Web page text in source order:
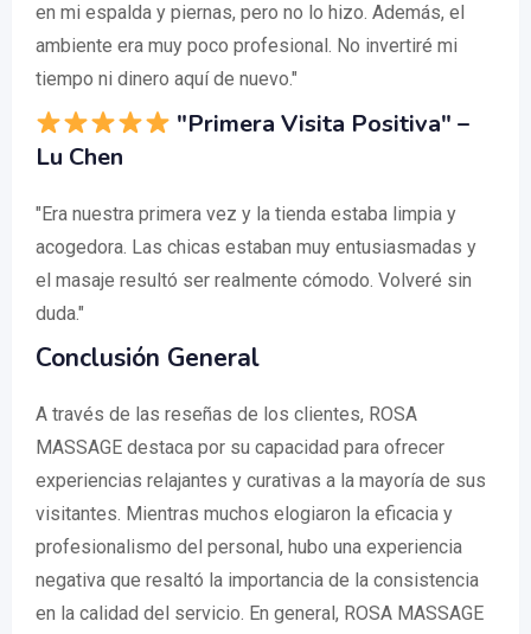
en mi espalda y piernas, pero no lo hizo. Además, el
ambiente era muy poco profesional. No invertiré mi
tiempo ni dinero aquí de nuevo."
"Primera Visita Positiva" –
Lu Chen
"Era nuestra primera vez y la tienda estaba limpia y
acogedora. Las chicas estaban muy entusiasmadas y
el masaje resultó ser realmente cómodo. Volveré sin
duda."
Conclusión General
A través de las reseñas de los clientes, ROSA
MASSAGE destaca por su capacidad para ofrecer
experiencias relajantes y curativas a la mayoría de sus
visitantes. Mientras muchos elogiaron la eficacia y
profesionalismo del personal, hubo una experiencia
negativa que resaltó la importancia de la consistencia
en la calidad del servicio. En general, ROSA MASSAGE